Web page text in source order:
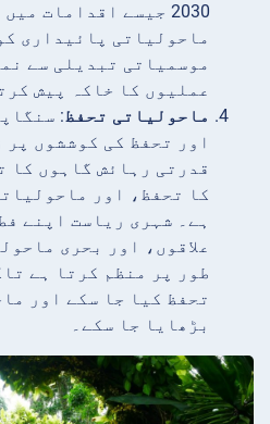
2030 جیسے اقدامات
ماحولیاتی پائیداری
موسمیاتی تبدیلی سے
عملیوں کا خاکہ پیش
ماحولیاتی تحفظ:
اور تحفظ کی کوششوں
قدرتی رہائش گاہوں کا
کا تحفظ، اور
ہے۔ شہری ریاست اپنے
علاقوں، اور بحری
طور پر منظم کرتا ہے
تحفظ کیا جا سکے اور
بڑھایا جا سکے۔